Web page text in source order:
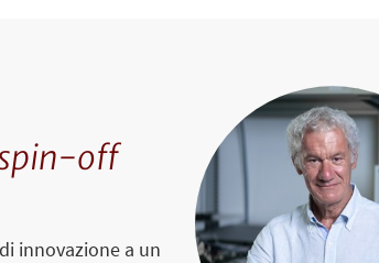
spin-off
innovazione a un